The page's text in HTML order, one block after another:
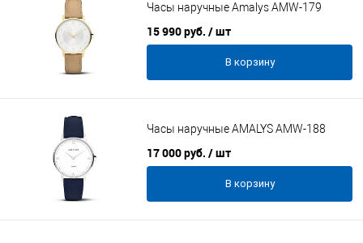
Часы наручные Amalys AMW-179
15 990 руб. / шт
В корзину
Часы наручные AMALYS AMW-188
17 000 руб. / шт
В корзину